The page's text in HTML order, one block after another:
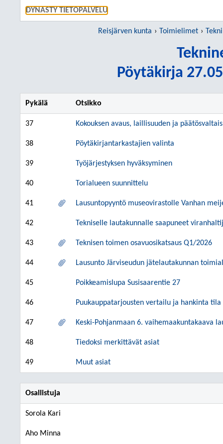
DYNASTY TIETOPALVELU
Reisjärven kunta Toimielimet
Pöytäkirja
Pykälä Otsikko
37 Kokouksen avaus, laillisuuden ja
38 Pöytäkirjantarkastajien valinta
39 Työjärjestyksen hyväksyminen
40 Torialueen suunnittelu
41 Lausuntopyyntö museovirastolle Vanhan
42 Tekniselle lautakunnalle saapuneet
43 Teknisen toimen osavuosikatsaus Q1/2026
44 Lausunto Järviseudun jätelautakunnan
45 Poikkeamislupa Susisaarentie 27
46 Puukauppatarjousten vertailu ja hankinta
47 Keski-Pohjanmaan 6. vaihemaakuntakaava
48 Tiedoksi merkittävät asiat
49 Muut asiat
Osallistuja
Sorola Kari
Aho Minna